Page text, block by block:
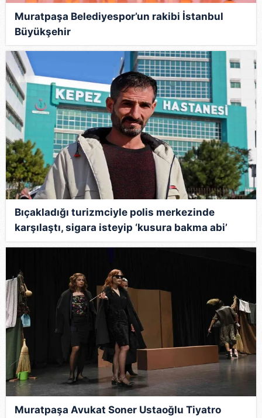
Muratpaşa Belediyespor’un rakibi İstanbul
Büyükşehir
Bıçakladığı turizmciyle polis merkezinde
karşılaştı, sigara isteyip ‘kusura bakma abi’
dedi
Muratpaşa Avukat Soner Ustaoğlu Tiyatro